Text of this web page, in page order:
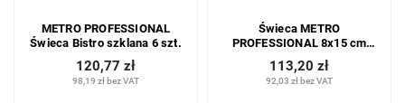
METRO PROFESSIONAL
Świeca Bistro szklana 6 szt.
98,19 zł bez VAT
120,77 zł
Świeca METRO
PROFESSIONAL 8x15 cm
kość słoniowa 4 szt.
92,03 zł bez VAT
113,20 zł